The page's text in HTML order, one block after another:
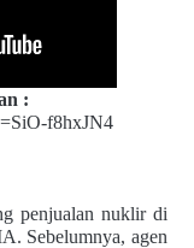
:
f8hxJN4
penjualan nuklir di
Sebelumnya, agen